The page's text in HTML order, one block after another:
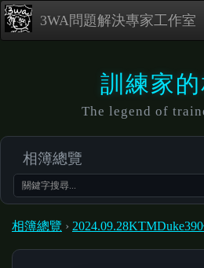
3WA問題解決專家工作室
訓練家
The legend of
相簿總覽
相簿總覽 ›